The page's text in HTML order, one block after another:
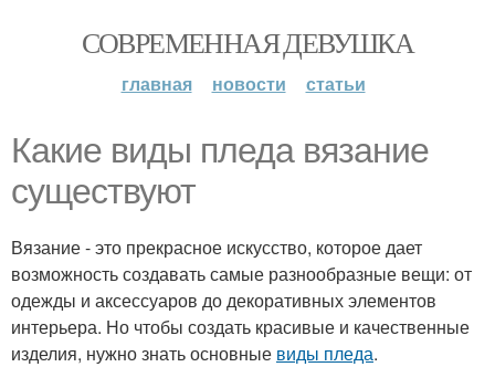
СОВРЕМЕННАЯ ДЕВУШКА
главная новости статьи
Какие виды пледа вязание
существуют
Вязание - это прекрасное искусство, которое дает
возможность создавать самые разнообразные вещи: от
одежды и аксессуаров до декоративных элементов
интерьера. Но чтобы создать красивые и качественные
изделия, нужно знать основные виды пледа.